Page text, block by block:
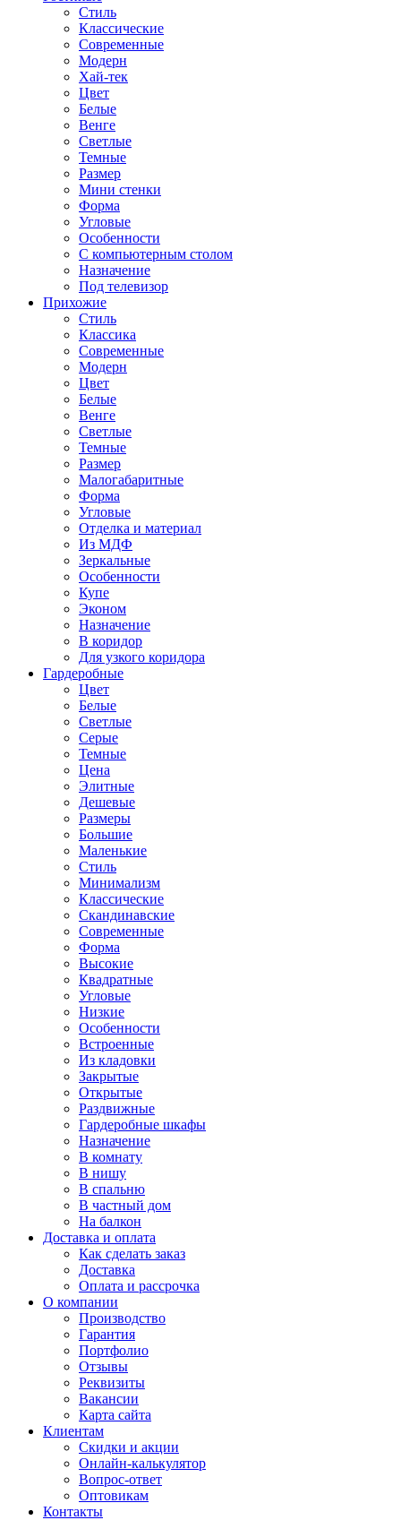
Стиль
Классические
Современные
Модерн
Хай-тек
Цвет
Белые
Венге
Светлые
Темные
Размер
Мини стенки
Форма
Угловые
Особенности
С компьютерным столом
Назначение
Под телевизор
Прихожие
Стиль
Классика
Современные
Модерн
Цвет
Белые
Венге
Светлые
Темные
Размер
Малогабаритные
Форма
Угловые
Отделка и материал
Из МДФ
Зеркальные
Особенности
Купе
Эконом
Назначение
В коридор
Для узкого коридора
Гардеробные
Цвет
Белые
Светлые
Серые
Темные
Цена
Элитные
Дешевые
Размеры
Большие
Маленькие
Стиль
Минимализм
Классические
Скандинавские
Современные
Форма
Высокие
Квадратные
Угловые
Низкие
Особенности
Встроенные
Из кладовки
Закрытые
Открытые
Раздвижные
Гардеробные шкафы
Назначение
В комнату
В нишу
В спальню
В частный дом
На балкон
Доставка и оплата
Как сделать заказ
Доставка
Оплата и рассрочка
О компании
Производство
Гарантия
Портфолио
Отзывы
Реквизиты
Вакансии
Карта сайта
Клиентам
Скидки и акции
Онлайн-калькулятор
Вопрос-ответ
Оптовикам
Контакты